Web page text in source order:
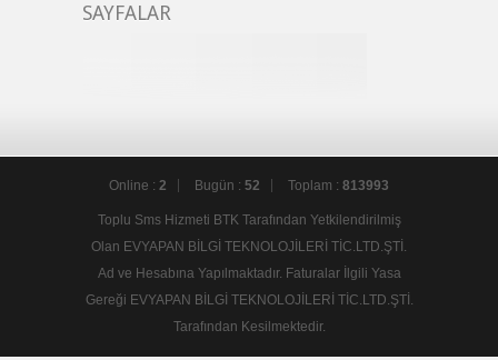
SAYFALAR
Online : 2 Bugün : 52 Toplam : 813993
Toplu Sms Hizmeti BTK Tarafından Yetkilendirilmiş
Olan EVYAPAN BİLGİ TEKNOLOJİLERİ TİC.LTD.ŞTİ.
Ad ve Hesabına Yapılmaktadır. Faturalar İlgili Yasa
Gereği EVYAPAN BİLGİ TEKNOLOJİLERİ TİC.LTD.ŞTİ.
Tarafından Kesilmektedir.